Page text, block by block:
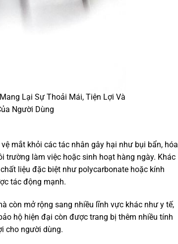
Lại Sự Thoải Mái, Tiện Lợi Và
Người Dùng
mắt khỏi các tác nhân gây hại như bụi bẩn, hóa
trường làm việc hoặc sinh hoạt hàng ngày. Khác
liệu đặc biệt như polycarbonate hoặc kính
tác động mạnh.
còn mở rộng sang nhiều lĩnh vực khác như y tế,
hộ hiện đại còn được trang bị thêm nhiều tính
cho người dùng.